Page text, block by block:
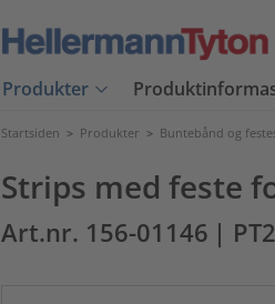
Produkter
Startsiden > Produkter > Buntebånd og
Strips med feste
Art.nr. 156-01146 |